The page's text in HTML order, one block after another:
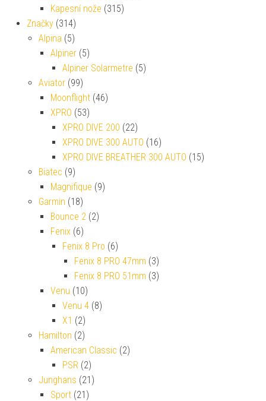
Kapesní nože (315)
Značky (314)
Alpina (5)
Alpiner (5)
Alpiner Solarmetre (5)
Aviator (99)
Moonflight (46)
XPRO (53)
XPRO DIVE 200 (22)
XPRO DIVE 300 AUTO (16)
XPRO DIVE BREATHER 300 AUTO (15)
Biatec (9)
Magnifique (9)
Garmin (18)
Bounce 2 (2)
Fenix (6)
Fenix 8 Pro (6)
Fenix 8 PRO 47mm (3)
Fenix 8 PRO 51mm (3)
Venu (10)
Venu 4 (8)
X1 (2)
Hamilton (2)
American Classic (2)
PSR (2)
Junghans (21)
Sport (21)